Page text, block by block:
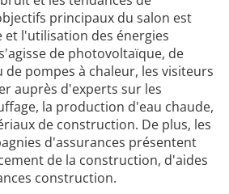
principaux du salon est
l'utilisation des énergies
de photovoltaïque, de
pompes à chaleur, les visiteurs
auprès d'experts sur les
la production d'eau chaude,
de construction. De plus, les
d'assurances présentent
de la construction, d'aides
construction.